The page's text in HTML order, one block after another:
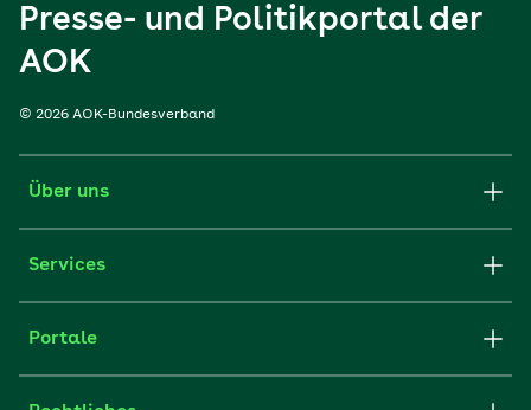
Presse- und Politikportal der
AOK
© 2026 AOK-Bundesverband
Über uns
Services
Portale